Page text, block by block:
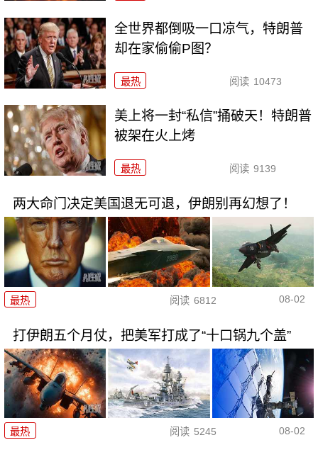
全世界都倒吸一口凉气，特朗普
却在家偷偷P图？
最热 阅读 10473
美上将一封“私信”捅破天！特朗普
被架在火上烤
最热 阅读 9139
两大命门决定美国退无可退，伊朗别再幻想了！
最热 阅读 6812 08-02
打伊朗五个月仗，把美军打成了“十口锅九个盖”
最热 阅读 5245 08-02